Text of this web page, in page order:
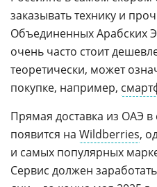
заказывать технику и
Объединенных Арабских
очень часто стоит
теоретически, может
покупке, например,
Прямая доставка из ОАЭ
появится на Wildberries,
и самых популярных
Сервис должен